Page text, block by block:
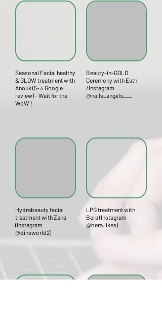
Seasonal Facial healthy
& GLOW treatment with
Anouk (5-⭐ Google
review) - Wait for the
WoW !
Beauty-in-GOLD
Ceremony with Esthi
/Instagram
@nails_angels___
Hydrabeauty facial
treatment with Zana
(Instagram
@dinsworld2)
LPG treatment with
Bera (Instagram
@bera.likes)